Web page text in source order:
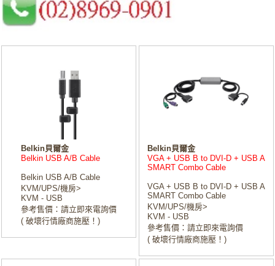
Belkin貝爾金
Belkin USB A/B Cable
Belkin USB A/B Cable
KVM/UPS/機房>
KVM - USB
參考售價：請立即來電詢價
( 破壞行情廠商施壓！)
Belkin貝爾金
VGA + USB B to DVI-D + USB A
SMART Combo Cable
VGA + USB B to DVI-D + USB A
SMART Combo Cable
KVM/UPS/機房>
KVM - USB
參考售價：請立即來電詢價
( 破壞行情廠商施壓！)